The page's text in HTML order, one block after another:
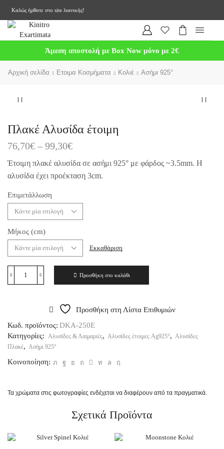
Καλώς ήρθατε στο site λιανικής!
Άμεση αποστολή με Box Now μόνο με 2€
Αρχική σελίδα Ετοιμα Κοσμήματα Κολιέ Ασήμι 925°
Πλακέ Αλυσίδα έτοιμη
76,70€ – 99,30€
Έτοιμη πλακέ αλυσίδα σε ασήμι 925° με φάρδος ~3.5mm. Η
αλυσίδα έχει προέκταση 3cm.
Επιμετάλλωση
Μήκος (cm)
Εκκαθάριση
Προσθήκη στο καλάθι
Προσθήκη στη Λίστα Επιθυμιών
Κωδ. προϊόντος: DKA-250E
Κατηγορίες: Αλυσίδες & Λαιμαριές, Αλυσίδες έτοιμες Ag925°, Αλυσίδες
Πλακέ, Ασήμι 925°
Κοινοποίηση:
Τα χρώματα στις φωτογραφίες ενδέχεται να διαφέρουν από τα πραγματικά.
Σχετικά Προϊόντα